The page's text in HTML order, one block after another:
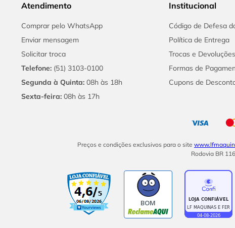
Atendimento
Comprar pelo WhatsApp
Enviar mensagem
Solicitar troca
Telefone: (51) 3103-0100
Segunda à Quinta: 08h às 18h
Sexta-feira: 08h às 17h
Institucional
Código de Defesa
Política de Entrega
Trocas e Devoluções
Formas de
Cupons de
Preços e condições exclusivos para o site
Rodovia BR
BOM